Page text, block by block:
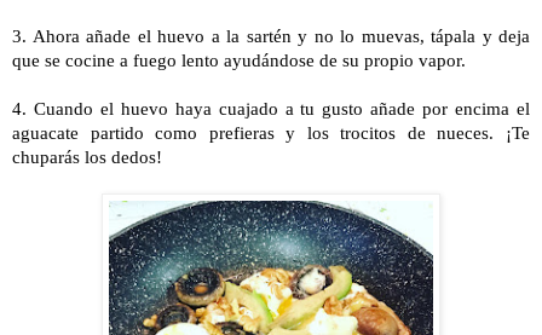
3. Ahora añade el huevo a la sartén y no lo muevas, tápala y deja
que se cocine a fuego lento ayudándose de su propio vapor.
4. Cuando el huevo haya cuajado a tu gusto añade por encima el
aguacate partido como prefieras y los trocitos de nueces. ¡Te
chuparás los dedos!